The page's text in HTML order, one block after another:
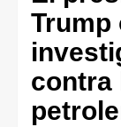
Trump
contra